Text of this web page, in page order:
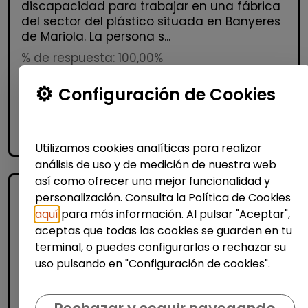
discapacidad para trabajar en una fábrica
del sector del plástico situada en Banyeres
de Mariola. La persona s...
% de respuesta: 100,00%
Me interesa
accessibility_newPersonas con discapacidad
Logística, Almacén y Compras
Configuración de Cookies
Utilizamos cookies analíticas para realizar
análisis de uso y de medición de nuestra web
así como ofrecer una mejor funcionalidad y
personalización. Consulta la Política de Cookies
aquí para más información. Al pulsar "Aceptar",
aceptas que todas las cookies se guarden en tu
terminal, o puedes configurarlas o rechazar su
uso pulsando en "Configuración de cookies".